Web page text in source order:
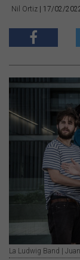
Nil Ortiz | 17/02/
La Ludwig Band |